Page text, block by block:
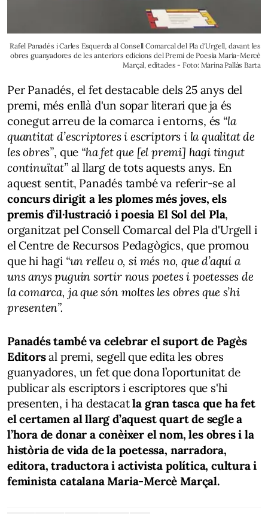
Rafel Panadés i Carles Esquerda al Consell Comarcal del Pla d'Urgell, davant les
obres guanyadores de les anteriors edicions del Premi de Poesia Maria-Mercè
Marçal, editades - Foto: Marina Pallàs Barta
Per Panadés, el fet destacable dels 25 anys del
premi, més enllà d'un sopar literari que ja és
conegut arreu de la comarca i entorns, és “la
quantitat d’escriptores i escriptors i la qualitat de
les obres”, que “ha fet que [el premi] hagi tingut
continuïtat”al llarg de tots aquests anys. En
aquest sentit, Panadés també va referir-se al
concurs dirigit a les plomes més joves, els
premis d’il·lustració i poesia El Sol del Pla,
organitzat pel Consell Comarcal del Pla d'Urgell i
el Centre de Recursos Pedagògics, que promou
que hi hagi “un relleu o, si més no, que d’aquí a
uns anys puguin sortir nous poetes i poetesses de
la comarca, ja que són moltes les obres que s’hi
presenten”.
Panadés també va celebrar el suport de Pagès
Editorsal premi, segell que edita les obres
guanyadores, un fet que dona l’oportunitat de
publicar als escriptors i escriptores que s'hi
presenten, i ha destacatla gran tasca que ha fet
el certamen al llarg d’aquest quart de segle a
l’hora de donar a conèixer el nom, les obres i la
història de vida de la poetessa, narradora,
editora, traductora i activista política, cultura i
feminista catalana Maria-Mercè Marçal.